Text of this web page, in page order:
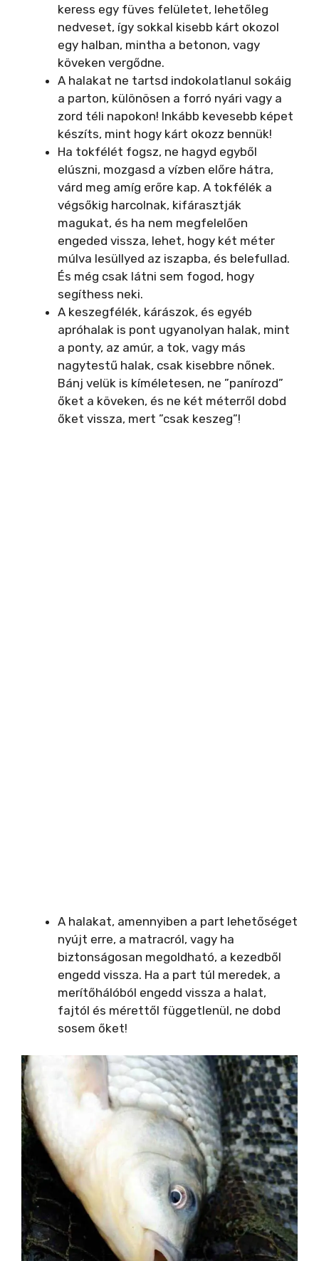
keress egy füves felületet, lehetőleg
nedveset, így sokkal kisebb kárt okozol
egy halban, mintha a betonon, vagy
köveken vergődne.
A halakat ne tartsd indokolatlanul sokáig
a parton, különösen a forró nyári vagy a
zord téli napokon! Inkább kevesebb képet
készíts, mint hogy kárt okozz bennük!
Ha tokfélét fogsz, ne hagyd egyből
elúszni, mozgasd a vízben előre hátra,
várd meg amíg erőre kap. A tokfélék a
végsőkig harcolnak, kifárasztják
magukat, és ha nem megfelelően
engeded vissza, lehet, hogy két méter
múlva lesüllyed az iszapba, és belefullad.
És még csak látni sem fogod, hogy
segíthess neki.
A keszegfélék, kárászok, és egyéb
apróhalak is pont ugyanolyan halak, mint
a ponty, az amúr, a tok, vagy más
nagytestű halak, csak kisebbre nőnek.
Bánj velük is kíméletesen, ne ”panírozd”
őket a köveken, és ne két méterről dobd
őket vissza, mert ”csak keszeg”!
A halakat, amennyiben a part lehetőséget
nyújt erre, a matracról, vagy ha
biztonságosan megoldható, a kezedből
engedd vissza. Ha a part túl meredek, a
merítőhálóból engedd vissza a halat,
fajtól és mérettől függetlenül, ne dobd
sosem őket!